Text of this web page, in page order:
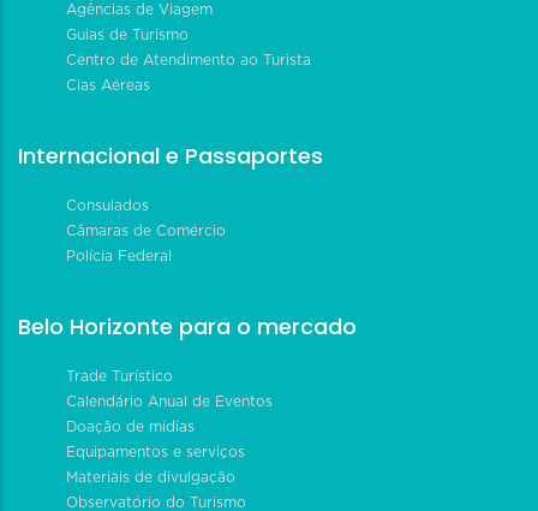
Agências de Viagem
Guias de Turismo
Centro de Atendimento ao Turista
Cias Aéreas
Internacional e Passaportes
Consulados
Câmaras de Comércio
Polícia Federal
Belo Horizonte para o mercado
Trade Turístico
Calendário Anual de Eventos
Doação de mídias
Equipamentos e serviços
Materiais de divulgação
Observatório do Turismo